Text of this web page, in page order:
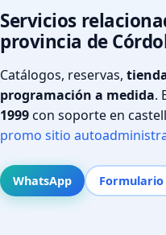
Servicios
provincia de
Catálogos, reservas,
programación a medida.
1999con soporte en
promo sitio
WhatsApp